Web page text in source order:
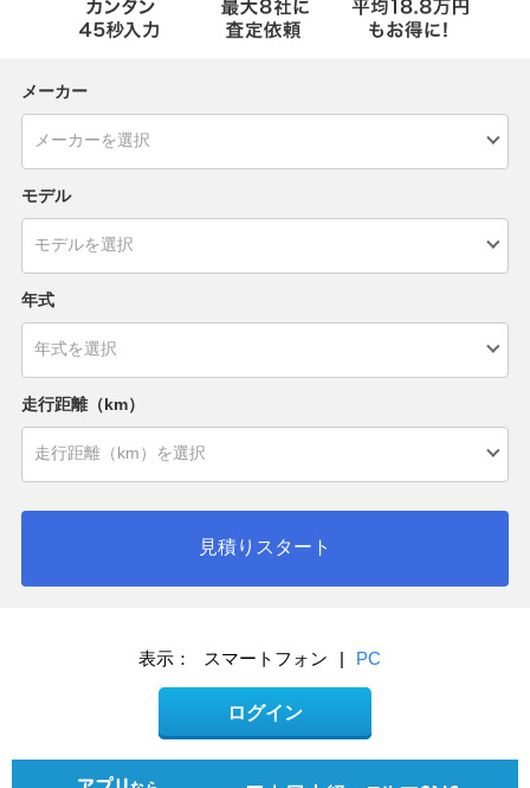
メーカー
モデル
年式
走行距離（km）
見積りスタート
表示： スマートフォン | PC
ログイン